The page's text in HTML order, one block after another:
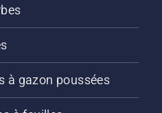
à gazon poussées